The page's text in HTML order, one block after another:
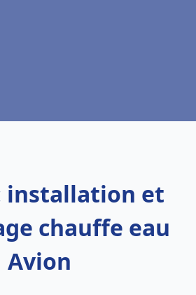
installation et
chauffe eau
Avion